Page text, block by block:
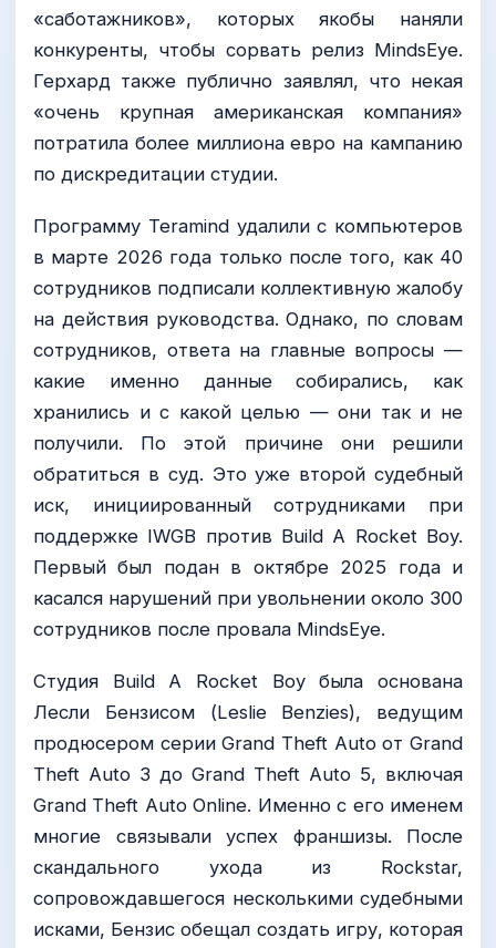
«саботажников», которых якобы наняли
конкуренты, чтобы сорвать релиз MindsEye.
Герхард также публично заявлял, что некая
«очень крупная американская компания»
потратила более миллиона евро на кампанию
по дискредитации студии.
Программу Teramind удалили с компьютеров
в марте 2026 года только после того, как 40
сотрудников подписали коллективную жалобу
на действия руководства. Однако, по словам
сотрудников, ответа на главные вопросы —
какие именно данные собирались, как
хранились и с какой целью — они так и не
получили. По этой причине они решили
обратиться в суд. Это уже второй судебный
иск, инициированный сотрудниками при
поддержке IWGB против Build A Rocket Boy.
Первый был подан в октябре 2025 года и
касался нарушений при увольнении около 300
сотрудников после провала MindsEye.
Студия Build A Rocket Boy была основана
Лесли Бензисом (Leslie Benzies), ведущим
продюсером серии Grand Theft Auto от Grand
Theft Auto 3 до Grand Theft Auto 5, включая
Grand Theft Auto Online. Именно с его именем
многие связывали успех франшизы. После
скандального ухода из Rockstar,
сопровождавшегося несколькими судебными
исками, Бензис обещал создать игру, которая